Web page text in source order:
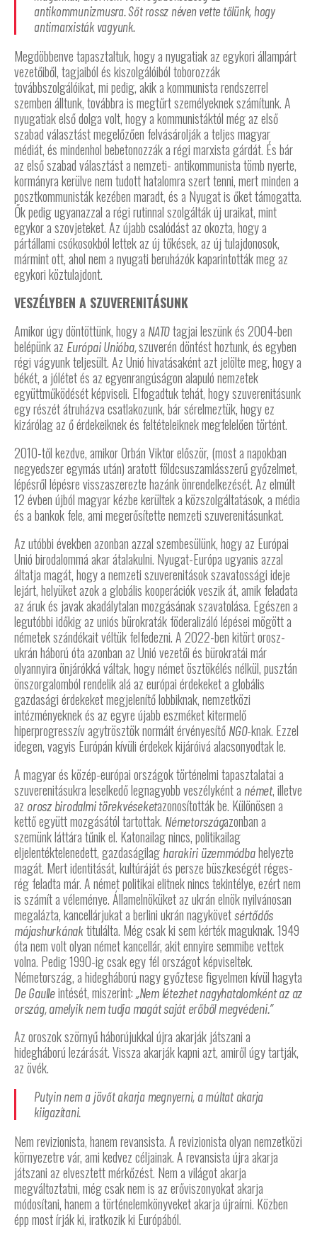
antikommunizmusra. Sőt rossz néven vette tőlünk, hogy
antimarxisták vagyunk.
Megdöbbenve tapasztaltuk, hogy a nyugatiak az egykori állampárt
vezetőiből, tagjaiból és kiszolgálóiból toborozzák
továbbszolgálóikat, mi pedig, akik a kommunista rendszerrel
szemben álltunk, továbbra is megtűrt személyeknek számítunk. A
nyugatiak első dolga volt, hogy a kommunistáktól még az első
szabad választást megelőzően felvásárolják a teljes magyar
médiát, és mindenhol bebetonozzák a régi marxista gárdát. És bár
az első szabad választást a nemzeti- antikommunista tömb nyerte,
kormányra kerülve nem tudott hatalomra szert tenni, mert minden a
posztkommunisták kezében maradt, és a Nyugat is őket támogatta.
Ők pedig ugyanazzal a régi rutinnal szolgálták új uraikat, mint
egykor a szovjeteket. Az újabb csalódást az okozta, hogy a
pártállami csókosokból lettek az új tőkések, az új tulajdonosok,
mármint ott, ahol nem a nyugati beruházók kaparintották meg az
egykori köztulajdont.
VESZÉLYBEN A SZUVERENITÁSUNK
Amikor úgy döntöttünk, hogy a NATOtagjai leszünk és 2004-ben
belépünk az Európai Unióba,szuverén döntést hoztunk, és egyben
régi vágyunk teljesült. Az Unió hivatásaként azt jelölte meg, hogy a
békét, a jólétet és az egyenrangúságon alapuló nemzetek
együttműködését képviseli. Elfogadtuk tehát, hogy szuverenitásunk
egy részét átruházva csatlakozunk, bár sérelmeztük, hogy ez
kizárólag az ő érdekeiknek és feltételeiknek megfelelően történt.
2010-től kezdve, amikor Orbán Viktor először, (most a napokban
negyedszer egymás után) aratott földcsuszamlásszerű győzelmet,
lépésről lépésre visszaszerezte hazánk önrendelkezését. Az elmúlt
12 évben újból magyar kézbe kerültek a közszolgáltatások, a média
és a bankok fele, ami megerősítette nemzeti szuverenitásunkat.
Az utóbbi években azonban azzal szembesülünk, hogy az Európai
Unió birodalommá akar átalakulni. Nyugat-Európa ugyanis azzal
áltatja magát, hogy a nemzeti szuverenitások szavatossági ideje
lejárt, helyüket azok a globális kooperációk veszik át, amik feladata
az áruk és javak akadálytalan mozgásának szavatolása. Egészen a
legutóbbi időkig az uniós bürokraták föderalizáló lépései mögött a
németek szándékait véltük felfedezni. A 2022-ben kitört orosz-
ukrán háború óta azonban az Unió vezetői és bürokratái már
olyannyira önjárókká váltak, hogy német ösztökélés nélkül, pusztán
önszorgalomból rendelik alá az európai érdekeket a globális
gazdasági érdekeket megjelenítő lobbiknak, nemzetközi
intézményeknek és az egyre újabb eszméket kitermelő
hiperprogresszív agytrösztök normáit érvényesítő NGO-knak. Ezzel
idegen, vagyis Európán kívüli érdekek kijáróivá alacsonyodtak le.
A magyar és közép-európai országok történelmi tapasztalatai a
szuverenitásukra leselkedő legnagyobb veszélyként a német, illetve
az orosz birodalmi törekvéseketazonosították be. Különösen a
kettő együtt mozgásától tartottak. Németországazonban a
szemünk láttára tűnik el. Katonailag nincs, politikailag
eljelentéktelenedett, gazdaságilag harakiri üzemmódbahelyezte
magát. Mert identitását, kultúráját és persze büszkeségét réges-
rég feladta már. A német politikai elitnek nincs tekintélye, ezért nem
is számít a véleménye. Államelnöküket az ukrán elnök nyilvánosan
megalázta, kancellárjukat a berlini ukrán nagykövetsértődős
májashurkánaktitulálta. Még csak ki sem kérték maguknak. 1949
óta nem volt olyan német kancellár, akit ennyire semmibe vettek
volna. Pedig 1990-ig csak egy fél országot képviseltek.
Németország, a hidegháború nagy győztese figyelmen kívül hagyta
De Gaulleintését, miszerint: „Nem létezhet nagyhatalomként az az
ország, amelyik nem tudja magát saját erőből megvédeni.”
Az oroszok szörnyű háborújukkal újra akarják játszani a
hidegháború lezárását. Vissza akarják kapni azt, amiről úgy tartják,
az övék.
Putyin nem a jövőt akarja megnyerni, a múltat akarja
kiigazítani.
Nem revizionista, hanem revansista. A revizionista olyan nemzetközi
környezetre vár, ami kedvez céljainak. A revansista újra akarja
játszani az elvesztett mérkőzést. Nem a világot akarja
megváltoztatni, még csak nem is az erőviszonyokat akarja
módosítani, hanem a történelemkönyveket akarja újraírni. Közben
épp most írják ki, iratkozik ki Európából.